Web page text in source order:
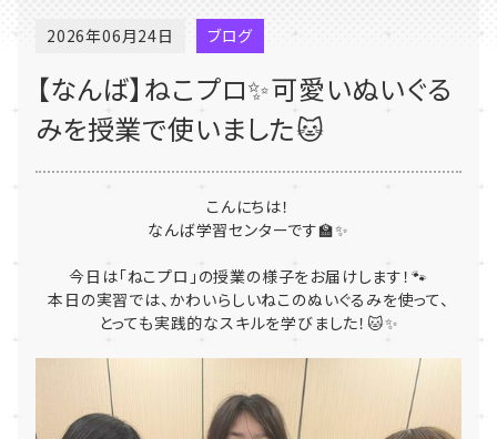
2026年06月24日 ブログ
【なんば】ねこプロ✨可愛いぬいぐる
みを授業で使いました🐱
こんにちは！
なんば学習センターです🏫✨
今日は「ねこプロ」の授業の様子をお届けします！🐾
本日の実習では、かわいらしいねこのぬいぐるみを使って、
とっても実践的なスキルを学びました！🐱✨